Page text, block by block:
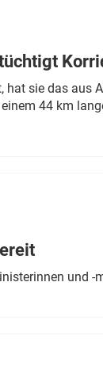
sie das aus
44 km
und